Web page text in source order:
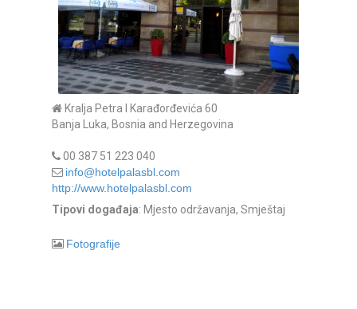
Kralja Petra I Karađorđevića 60
Banja Luka, Bosnia and Herzegovina
00 387 51 223 040
info@hotelpalasbl.com
http://www.hotelpalasbl.com
Tipovi događaja: Mjesto održavanja, Smještaj
Fotografije